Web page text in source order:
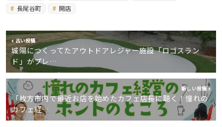
長尾谷町
開店
古い投稿
城陽につくってたアウトドアレジャー施設「ロゴスラン
ド」がプレ…
新しい投稿
「枚方市内で最近お店を始めたカフェ店長に聴く！憧れの
カフェ経…